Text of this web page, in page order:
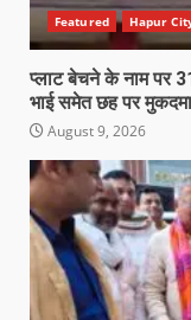
Featured Hapur
प्लाट बेचने के नाम पर
भाई समेत छह पर मुकदमा
August 9, 2026